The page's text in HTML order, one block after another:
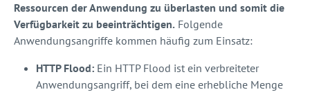
Ressourcen der Anwendung zu überlasten und somit die
Verfügbarkeit zu beeinträchtigen. Folgende
Anwendungsangriffe kommen häufig zum Einsatz:
HTTP Flood: Ein HTTP Flood ist ein verbreiteter
Anwendungsangriff, bei dem eine erhebliche Menge